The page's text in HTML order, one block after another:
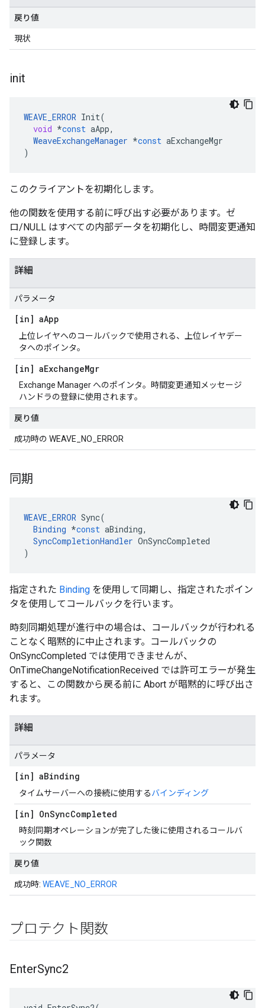
戻り値
現状
init
WEAVE_ERROR Init(
void *const aApp,
WeaveExchangeManager *const aExchangeMgr
)
このクライアントを初期化します。
他の関数を使用する前に呼び出す必要があります。ゼ
ロ/NULL はすべての内部データを初期化し、時間変更通知
に登録します。
詳細
パラメータ
[in] aApp
上位レイヤへのコールバックで使用される、上位レイヤデー
タへのポインタ。
[in] aExchangeMgr
Exchange Manager へのポインタ。時間変更通知メッセージ
ハンドラの登録に使用されます。
戻り値
成功時の WEAVE_NO_ERROR
同期
WEAVE_ERROR Sync(
Binding *const aBinding,
SyncCompletionHandler OnSyncCompleted
)
指定された Binding を使用して同期し、指定されたポイン
タを使用してコールバックを行います。
時刻同期処理が進行中の場合は、コールバックが行われる
ことなく暗黙的に中止されます。コールバックの
OnSyncCompleted では使用できませんが、
OnTimeChangeNotificationReceived では許可エラーが発生
すると、この関数から戻る前に Abort が暗黙的に呼び出さ
れます。
詳細
パラメータ
[in] aBinding
タイムサーバーへの接続に使用するバインディング
[in] OnSyncCompleted
時刻同期オペレーションが完了した後に使用されるコールバ
ック関数
戻り値
成功時: WEAVE_NO_ERROR
プロテクト関数
EnterSync2